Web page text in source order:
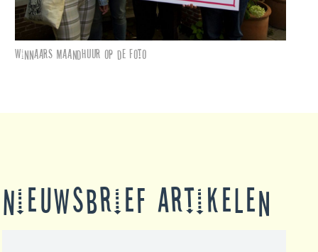
Winnaars maandhuur op de foto
Nieuwsbrief Artikelen